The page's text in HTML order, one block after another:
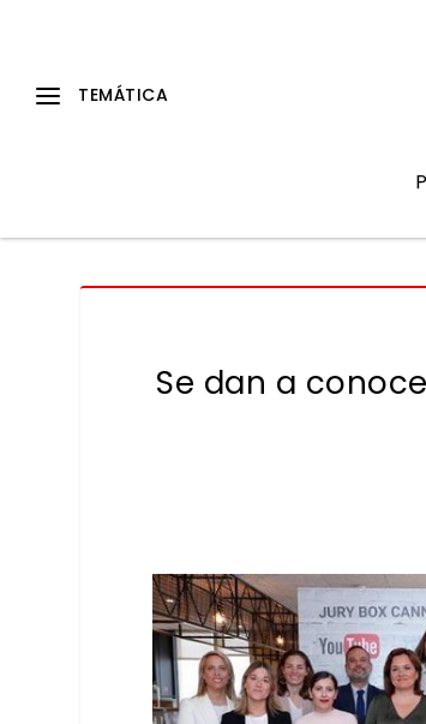
Se dan a